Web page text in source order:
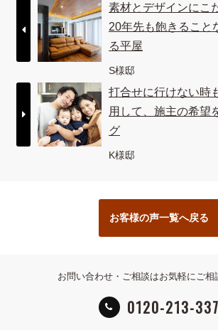
素材とデザインにこ
20年先も飽きること
る平屋
S様邸
打合せに行けない時
用して、施主の希望
グ
K様邸
お客様の声一覧へ戻る
お問い合わせ・ご相談はお気軽にご相
0120-213-337